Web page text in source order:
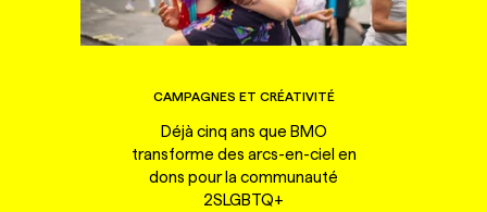
CAMPAGNES ET CRÉATIVITÉ
Déjà cinq ans que BMO
transforme des arcs-en-ciel en
dons pour la communauté
2SLGBTQ+